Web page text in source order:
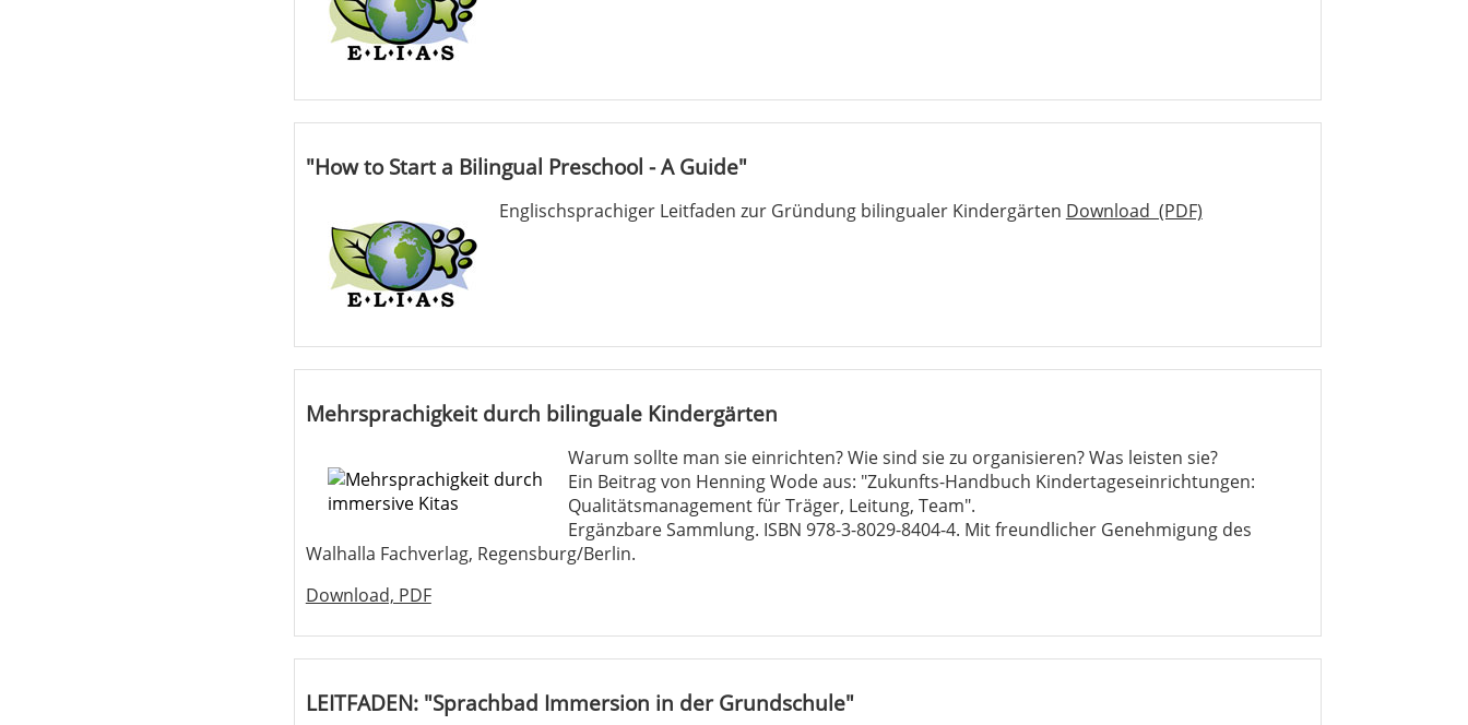
"How to Start a Bilingual Preschool - A Guide"
Englischsprachiger Leitfaden zur Gründung bilingualer Kindergärten Download (PDF)
Mehrsprachigkeit durch bilinguale Kindergärten
Warum sollte man sie einrichten? Wie sind sie zu organisieren? Was leisten sie?
Ein Beitrag von Henning Wode aus: "Zukunfts-Handbuch Kindertageseinrichtungen:
Qualitätsmanagement für Träger, Leitung, Team".
Ergänzbare Sammlung. ISBN 978-3-8029-8404-4. Mit freundlicher Genehmigung des
Walhalla Fachverlag, Regensburg/Berlin.
Download, PDF
LEITFADEN: "Sprachbad Immersion in der Grundschule"